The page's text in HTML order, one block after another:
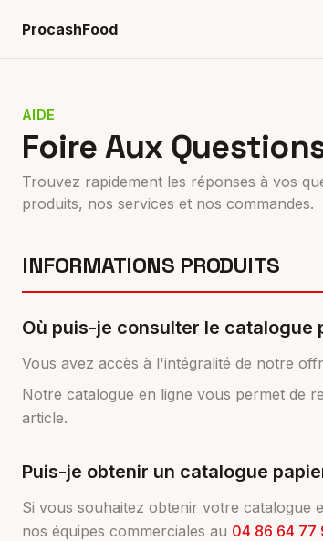
ProcashFood
AIDE
Foire Aux
Trouvez rapidement les réponses à vos
produits, nos services et nos commandes.
INFORMATIONS PRODUITS
Où puis-je consulter le catalogue
Vous avez accès à l'intégralité de notre
Notre catalogue en ligne vous permet de
article.
Puis-je obtenir un catalogue
Si vous souhaitez obtenir votre catalogue
nos équipes commerciales au 04 86 64 77